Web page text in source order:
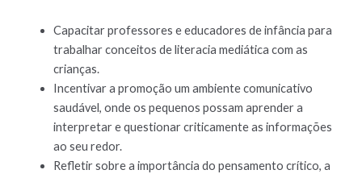
Capacitar professores e educadores de infância para
trabalhar conceitos de literacia mediática com as
crianças.
Incentivar a promoção um ambiente comunicativo
saudável, onde os pequenos possam aprender a
interpretar e questionar criticamente as informações
ao seu redor.
Refletir sobre a importância do pensamento crítico, a